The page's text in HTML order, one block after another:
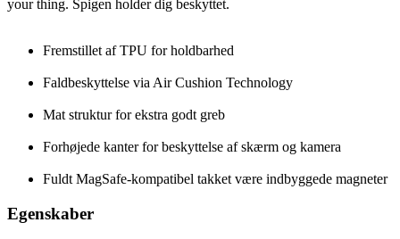
your thing. Spigen holder dig beskyttet.
Fremstillet af TPU for holdbarhed
Faldbeskyttelse via Air Cushion Technology
Mat struktur for ekstra godt greb
Forhøjede kanter for beskyttelse af skærm og kamera
Fuldt MagSafe-kompatibel takket være indbyggede magneter
Egenskaber